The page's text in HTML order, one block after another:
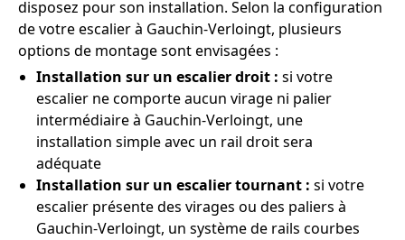
disposez pour son installation. Selon la configuration
de votre escalier à Gauchin-Verloingt, plusieurs
options de montage sont envisagées :
Installation sur un escalier droit : si votre
escalier ne comporte aucun virage ni palier
intermédiaire à Gauchin-Verloingt, une
installation simple avec un rail droit sera
adéquate
Installation sur un escalier tournant : si votre
escalier présente des virages ou des paliers à
Gauchin-Verloingt, un système de rails courbes